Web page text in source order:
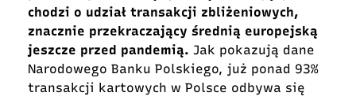
chodzi o udział transakcji zbliżeniowych,
znacznie przekraczający średnią europejską
jeszcze przed pandemią. Jak pokazują dane
Narodowego Banku Polskiego, już ponad 93%
transakcji kartowych w Polsce odbywa się